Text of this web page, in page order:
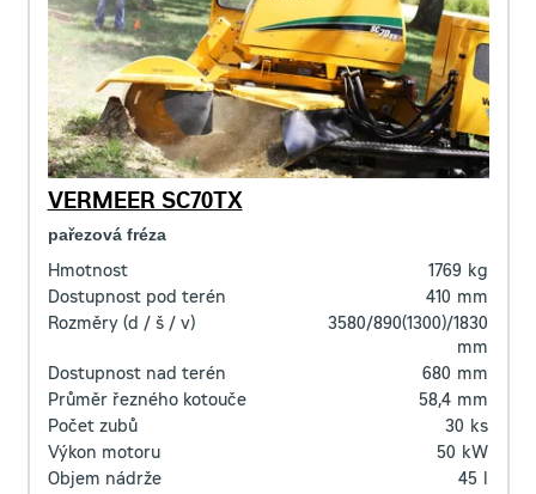
VERMEER SC70TX
pařezová fréza
Hmotnost 1769 kg
Dostupnost pod terén
410 mm
Rozměry (d / š / v)
3580/890(1300)/1830
mm
Dostupnost nad terén
680 mm
Průměr řezného kotouče
58,4 mm
Počet zubů
30 ks
Výkon motoru
50 kW
Objem nádrže
45 l